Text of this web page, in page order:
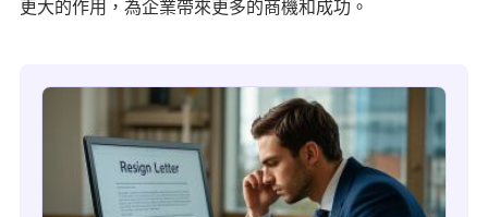
更大的作用，為企業帶來更多的商機和成功。